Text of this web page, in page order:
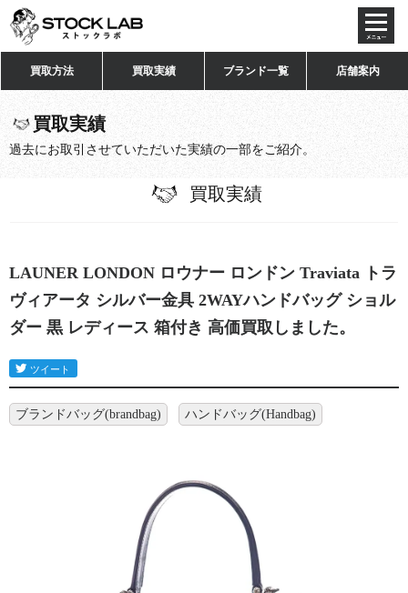
買取方法 買取実績 ブランド一覧 店舗案内
買取実績
過去にお取引させていただいた実績の一部をご紹介。
買取実績
LAUNER LONDON ロウナー ロンドン Traviata トラ
ヴィアータ シルバー金具 2WAYハンドバッグ ショル
ダー 黒 レディース 箱付き 高価買取しました。
ブランドバッグ(brandbag) ハンドバッグ(Handbag)